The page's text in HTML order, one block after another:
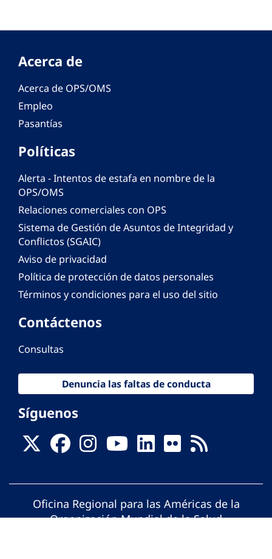
Acerca de
Acerca de OPS/OMS
Empleo
Pasantías
Políticas
Alerta - Intentos de estafa en nombre de la
OPS/OMS
Relaciones comerciales con OPS
Sistema de Gestión de Asuntos de Integridad y
Conflictos (SGAIC)
Aviso de privacidad
Política de protección de datos personales
Términos y condiciones para el uso del sitio
Contáctenos
Consultas
Denuncia las faltas de conducta
Síguenos
Oficina Regional para las Américas de la
Organización Mundial de la Salud